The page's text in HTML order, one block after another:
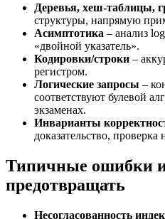
Деревья, хеш-таблицы,
структуры, напрямую
Асимптотика – анализ
«двойной указатель».
Кодировки/строки –
регистром.
Логические запросы –
соответствуют булевой
экзаменах.
Инварианты
доказательство,
Типичные ошибки
предотвращать
Несогласованность